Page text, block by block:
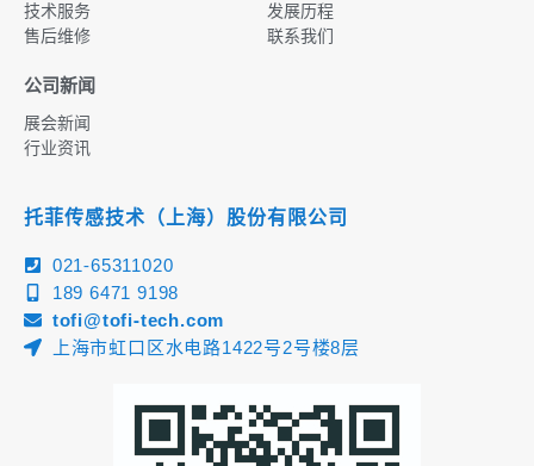
技术服务
售后维修
发展历程
联系我们
公司新闻
展会新闻
行业资讯
托菲传感技术（上海）股份有限公司
021-65311020
189 6471 9198
tofi@tofi-tech.com
上海市虹口区水电路1422号2号楼8层